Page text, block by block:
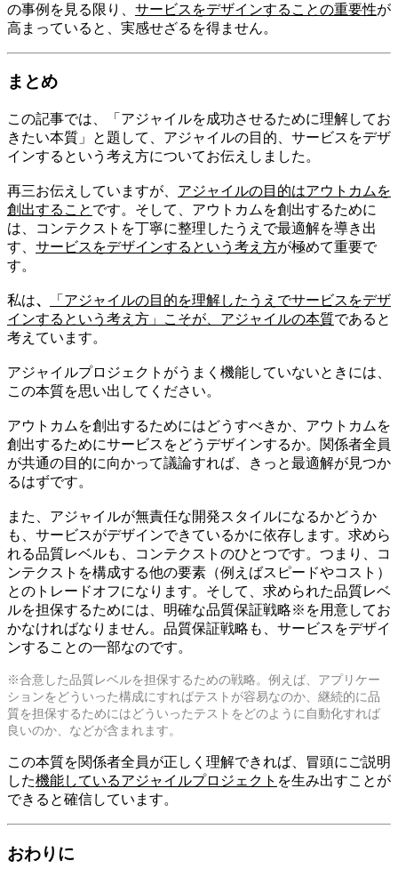
の事例を見る限り、 サービスをデザインすることの重要性が
高まっていると、実感せざるを得ません。
まとめ
この記事では、「アジャイルを成功させるために理解してお
きたい本質」と題して、アジャイルの目的、サービスをデザ
インするという考え方についてお伝えしました。
再三お伝えしていますが、 アジャイルの目的はアウトカムを
創出すること です。そして、アウトカムを創出するために
は、コンテクストを丁寧に整理したうえで最適解を導き出
す、 サービスをデザインするという考え方が極めて重要で
す。
私は、
「アジャイルの目的を理解したうえでサービスをデザ
インするという考え方」こそが、アジャイルの本質であると
考えています。
アジャイルプロジェクトがうまく機能していないときには、
この本質を思い出してください。
アウトカムを創出するためにはどうすべきか、アウトカムを
創出するためにサービスをどうデザインするか。関係者全員
が共通の目的に向かって議論すれば、きっと最適解が見つか
るはずです。
また、アジャイルが無責任な開発スタイルになるかどうか
も、サービスがデザインできているかに依存します。求めら
れる品質レベルも、コンテクストのひとつです。つまり、コ
ンテクストを構成する他の要素（例えばスピードやコスト）
とのトレードオフになります。そして、求められた品質レベ
ルを担保するためには、明確な品質保証戦略※を用意してお
かなければなりません。品質保証戦略も、サービスをデザイ
ンすることの一部なのです。
※合意した品質レベルを担保するための戦略。例えば、アプリケー
ションをどういった構成にすればテストが容易なのか、継続的に品
質を担保するためにはどういったテストをどのように自動化すれば
良いのか、などが含まれます。
この本質を関係者全員が正しく理解できれば、冒頭にご説明
した機能しているアジャイルプロジェクト を生み出すことが
できると確信しています。
おわりに